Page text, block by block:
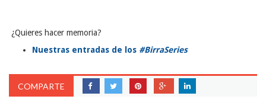
¿Quieres hacer memoria?
Nuestras entradas de los #BirraSeries
COMPARTE